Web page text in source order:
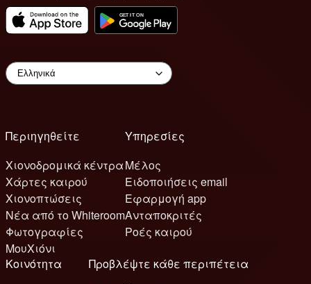
Περιηγηθείτε
Χιονοδρομικά κέντρα
Χάρτες καιρού
Χιονοπτώσεις
Νέα από το Whiteroom
Φωτογραφίες
ΜουΧιόνι
Υπηρεσίες
Μέλος
Ειδοποιήσεις email
Εφαρμογή app
Ανταποκριτές
Ροές καιρού
Κοινότητα
Προβλέψτε κάθε περιπέτεια